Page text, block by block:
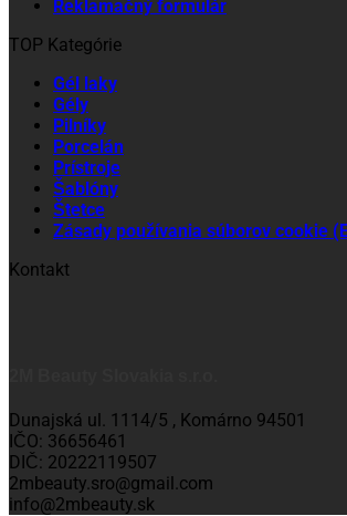
Reklamačný formulár
TOP Kategórie
Gél laky
Gély
Pilníky
Porcelán
Prístroje
Šablóny
Štetce
Zásady používania súborov cookie
Kontakt
Dunajská ul. 1114/5 , Komárno 94501
IČO: 36656461
DIČ: 20222119507
2mbeauty.sro@gmail.com
info@2mbeauty.sk